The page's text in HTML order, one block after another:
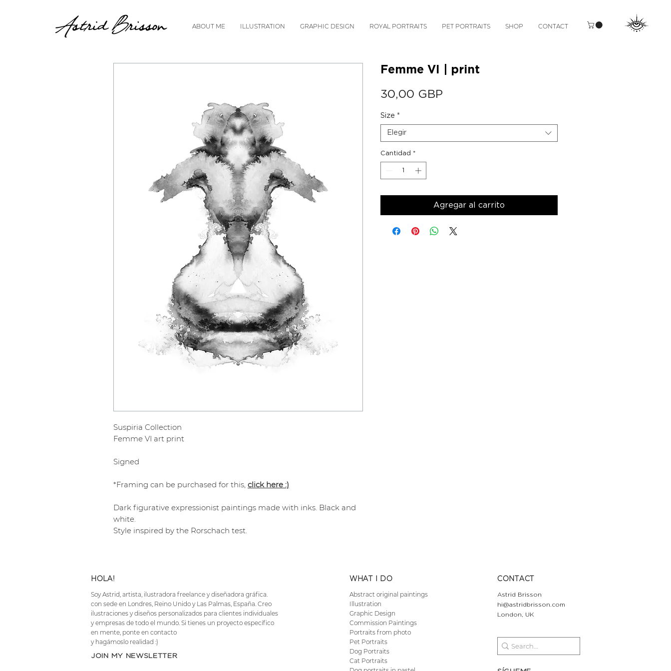
ABOUT ME ILLUSTRATION GRAPHIC DESIGN ROYAL PORTRAITS PET PORTRAITS SHOP CONTACT
Suspiria Collection
Femme VI art print
Signed
*Framing can be purchased for this, click here :)
Dark figurative expressionist paintings made with inks. Black and
white.
Style inspired by the Rorschach test.
Femme VI | print
30,00 GBP
Size *
Elegir
Cantidad *
Agregar al carrito
HOLA!
Soy Astrid, artista, ilustradora freelance y diseñadora gráfica.
con sede en Londres, Reino Unido y Las Palmas, España. Creo
ilustraciones y diseños personalizados para clientes individuales
y empresas de todo el mundo. Si tienes un proyecto específico
en mente, ponte en contacto
y hagámoslo realidad :)
JOIN MY NEWSLETTER
WHAT I DO
Abstract original paintings
Illustration
Graphic Design
Commission Paintings
Portraits from photo
Pet Portraits
Dog Portraits
Cat Portraits
CONTACT
Astrid Brisson
hi@astridbrisson.com
London, UK